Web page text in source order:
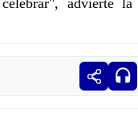
advierte la